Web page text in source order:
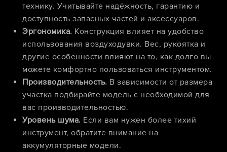
технику. Учитывайте надёжность, гарантию и
доступность запасных частей и аксессуаров.
Эргономика. Конструкция влияет на удобство
использования воздуходувки. Вес, рукоятка и
другие особенности влияют на то, как долго вы
можете комфортно пользоваться инструментом.
Производительность. В зависимости от размера
участка подбирайте модель с необходимой для
вас производительностью.
Уровень шума. Если вам нужен более тихий
инструмент, обратите внимание на
аккумуляторные модели.